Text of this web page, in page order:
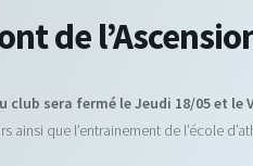
de
sera fermé le Jeudi 18/05 et le
ainsi que l’entrainement de l’école